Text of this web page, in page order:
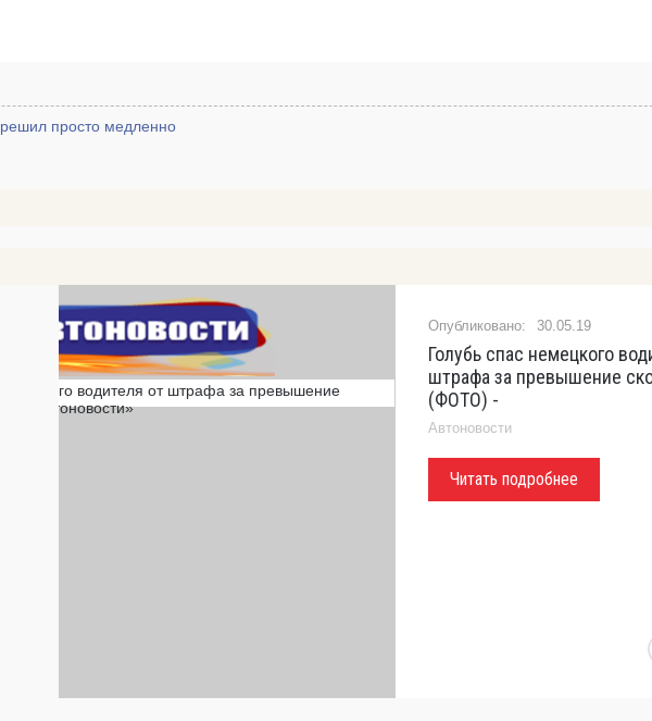
решил просто медленно
30.05.19
Голубь спас немецкого
штрафа за превышение
(ФОТО) -
Автоновости
Читать подробнее